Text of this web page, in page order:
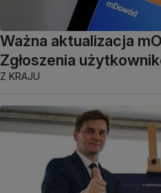
Ważna aktualizacja
Zgłoszenia
Z KRAJU